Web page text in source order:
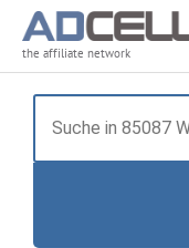
the affiliate network